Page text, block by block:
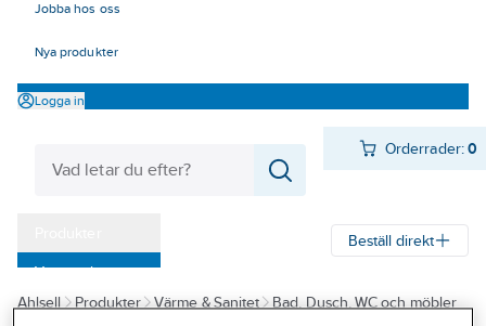
Jobba hos oss
Nya produkter
Logga in
Orderrader:0
Varumärken
Kampanjer
Beställ direkt
Ahlsell Produkter Värme & Sanitet
Bad, Dusch, WC och möbler